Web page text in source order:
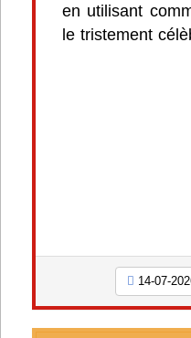
en utilisant
le tristement
14-07-